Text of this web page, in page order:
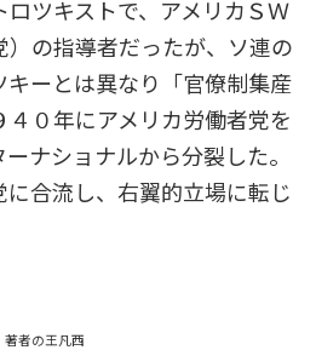
ツキストで、アメリカＳＷ
）の指導者だったが、ソ連の
キーとは異なり「官僚制集産
０年にアメリカ労働者党を
ナショナルから分裂した。
合流し、右翼的立場に転じ
著者の王凡西